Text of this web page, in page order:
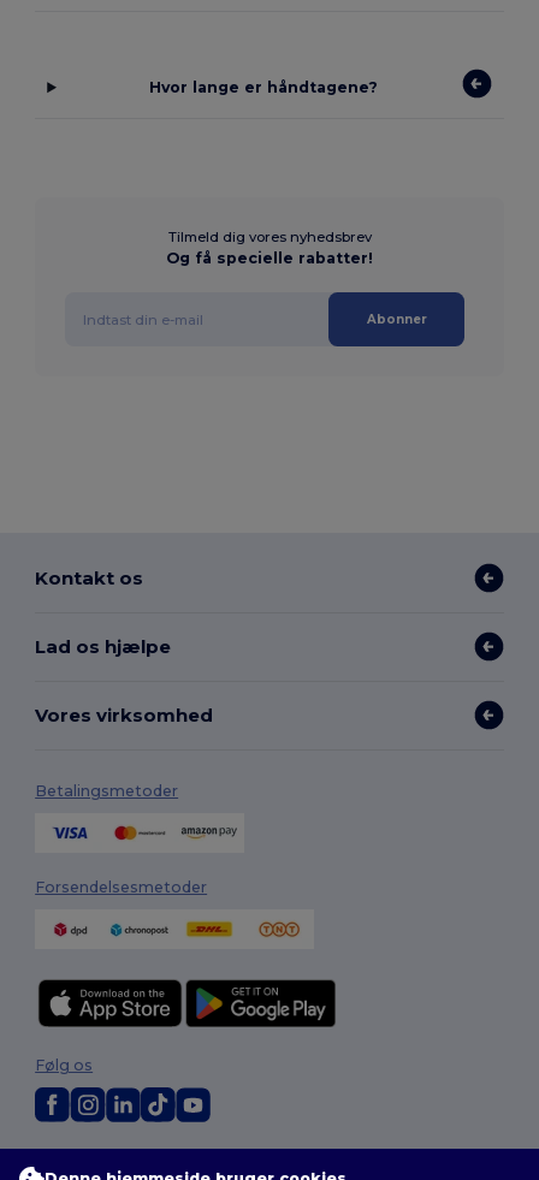
Hvor lange er håndtagene?
Tilmeld dig vores nyhedsbrev
Og få specielle rabatter!
Abonner
Kontakt os
Lad os hjælpe
Vores virksomhed
Betalingsmetoder
Forsendelsesmetoder
Følg os